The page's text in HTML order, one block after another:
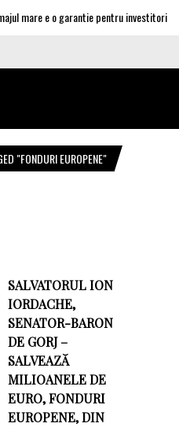
mare e o garantie pentru investitori
"FONDURI EUROPENE"
SALVATORUL ION
IORDACHE,
SENATOR-BARON
DE GORJ –
SALVEAZĂ
MILIOANELE DE
EURO, FONDURI
EUROPENE, DIN